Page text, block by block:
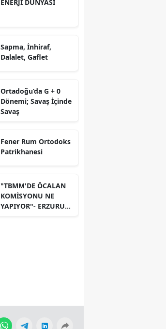
ENERJİ DÜNYASI
Sapma, İnhiraf,
Dalalet, Gaflet
Ortadoğu’da G + 0
Dönemi; Savaş İçinde
Savaş
Fener Rum Ortodoks
Patrikhanesi
"TBMM'DE ÖCALAN
KOMİSYONU NE
YAPIYOR"- ERZURUM